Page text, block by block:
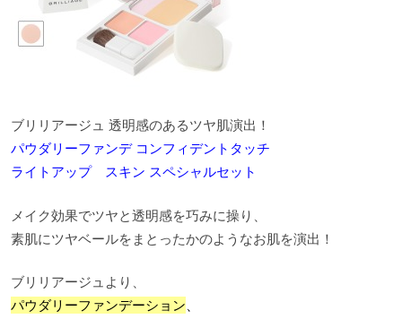
ブリリアージュ 透明感のあるツヤ肌演出！
パウダリーファンデ コンフィデントタッチ
ライトアップ スキン スペシャルセット
メイク効果でツヤと透明感を巧みに操り、
素肌にツヤベールをまとったかのようなお肌を演出！
ブリリアージュより、
パウダリーファンデーション、